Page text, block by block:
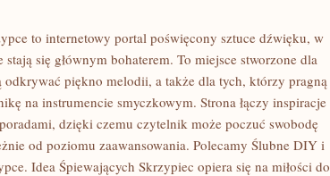
to internetowy portal poświęcony sztuce dźwięku, w
się głównym bohaterem. To miejsce stworzone dla
odkrywać piękno melodii, a także dla tych, którzy pragną
na instrumencie smyczkowym. Strona łączy inspiracje
dzięki czemu czytelnik może poczuć swobodę
od poziomu zaawansowania. Polecamy Ślubne DIY i
Idea Śpiewających Skrzypiec opiera się na miłości do